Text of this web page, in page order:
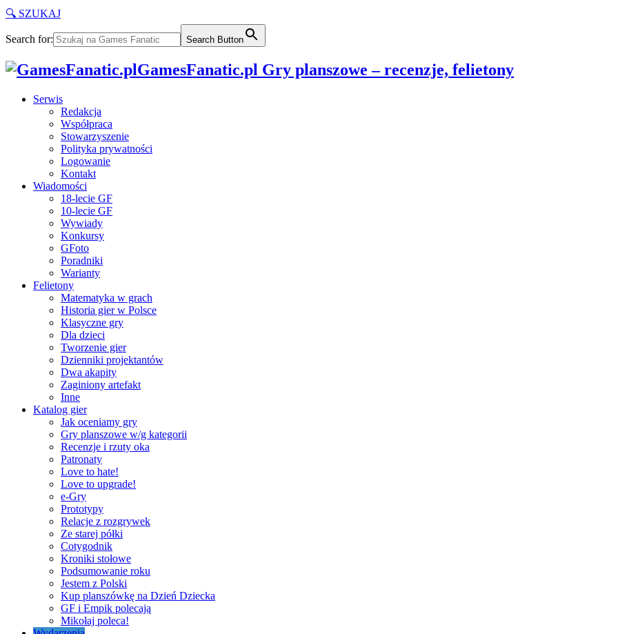
🔍 SZUKAJ
Search for: Search Button
GamesFanatic.pl Gry planszowe – recenzje, felietony
Serwis
Redakcja
Współpraca
Stowarzyszenie
Polityka prywatności
Logowanie
Kontakt
Wiadomości
18-lecie GF
10-lecie GF
Wywiady
Konkursy
GFoto
Poradniki
Warianty
Felietony
Matematyka w grach
Historia gier w Polsce
Klasyczne gry
Dla dzieci
Tworzenie gier
Dzienniki projektantów
Dwa akapity
Zaginiony artefakt
Inne
Katalog gier
Jak oceniamy gry
Gry planszowe w/g kategorii
Recenzje i rzuty oka
Patronaty
Love to hate!
Love to upgrade!
e-Gry
Prototypy
Relacje z rozgrywek
Ze starej półki
Cotygodnik
Kroniki stołowe
Podsumowanie roku
Jestem z Polski
Kup planszówkę na Dzień Dziecka
GF i Empik polecają
Mikołaj poleca!